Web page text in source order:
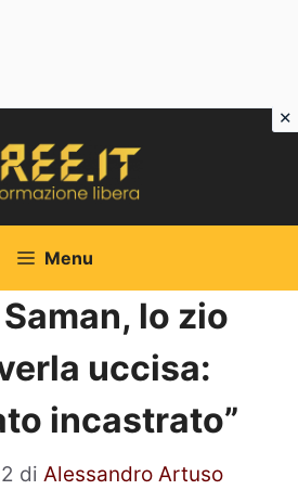
Menu
lo zio
uccisa:
incastrato”
di Alessandro Artuso